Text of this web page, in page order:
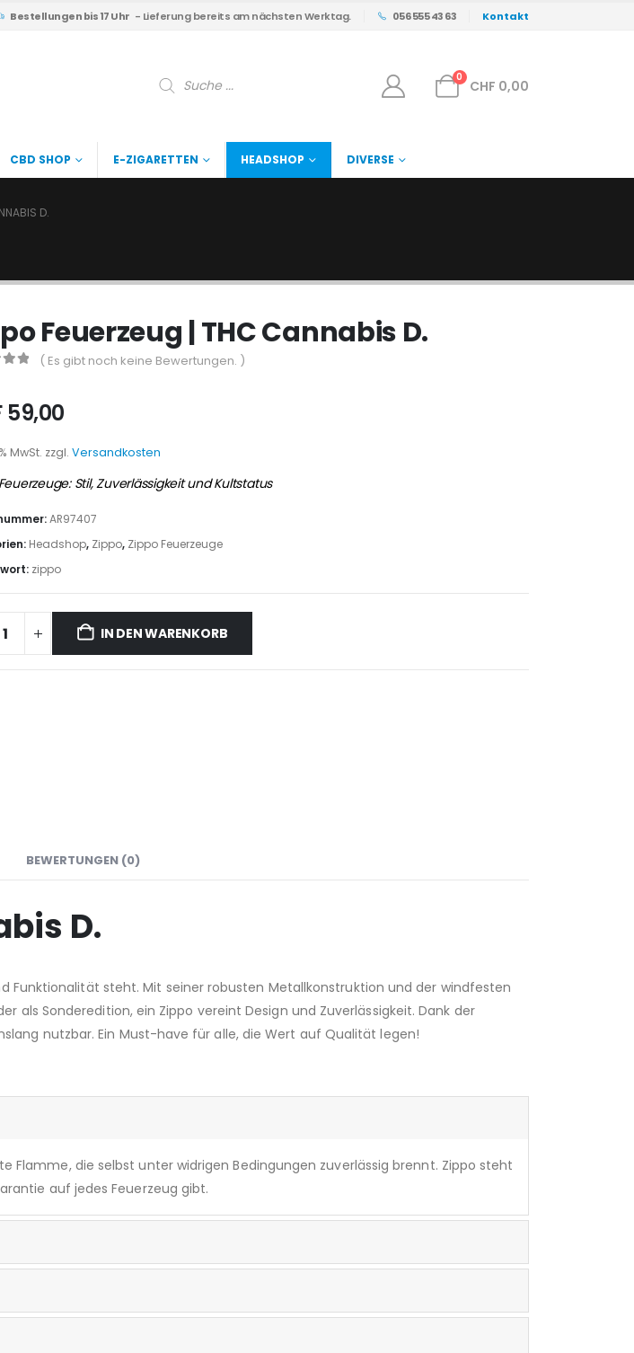
Bestellungen bis 17 Uhr - Lieferung bereits am nächsten Werktag. 056 555 43 63 Kontakt
Products
search
0
CHF 0,00
CBD SHOP E-ZIGARETTEN HEADSHOP DIVERSE
D.
Feuerzeug | THC Cannabis D.
( Es gibt noch keine Bewertungen. )
59,00
MwSt. zzgl. Versandkosten
Stil, Zuverlässigkeit und Kultstatus
AR97407
Headshop, Zippo, Zippo Feuerzeuge
zippo
IN DEN WARENKORB
BEWERTUNGEN (0)
D.
Funktionalität steht. Mit seiner robusten Metallkonstruktion und der windfesten
als Sonderedition, ein Zippo vereint Design und Zuverlässigkeit. Dank der
nutzbar. Ein Must-have für alle, die Wert auf Qualität legen!
die selbst unter widrigen Bedingungen zuverlässig brennt. Zippo steht
auf jedes Feuerzeug gibt.